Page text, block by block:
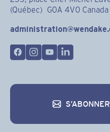
(Québec) G0A 4V0 Canada
S’abonner à l’infolettre